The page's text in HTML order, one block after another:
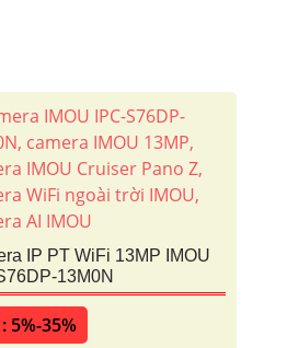
IP PT WiFi 13MP IMOU
13M0N
5%-35%